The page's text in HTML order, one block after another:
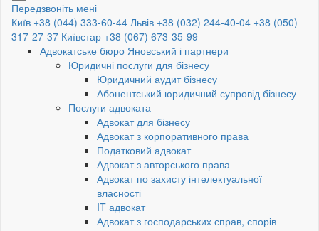
Передзвоніть мені
Київ +38 (044) 333-60-44 Львів +38 (032) 244-40-04 +38 (050)
317-27-37 Київстар +38 (067) 673-35-99
Адвокатське бюро Яновський і партнери
Юридичні послуги для бізнесу
Юридичний аудит бізнесу
Абонентський юридичний супровід бізнесу
Послуги адвоката
Адвокат для бізнесу
Адвокат з корпоративного права
Податковий адвокат
Адвокат з авторського права
Адвокат по захисту інтелектуальної
власності
IT адвокат
Адвокат з господарських справ, спорів